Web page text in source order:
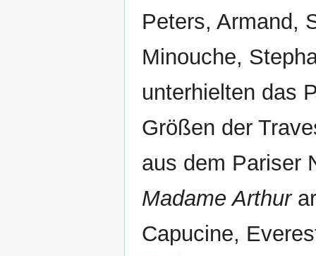
Peters, Armand,
Minouche,
unterhielten das
Größen der
aus dem Pariser
Madame Arthur
Capucine,